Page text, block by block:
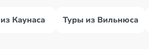
Каунаса Туры из Вильнюса